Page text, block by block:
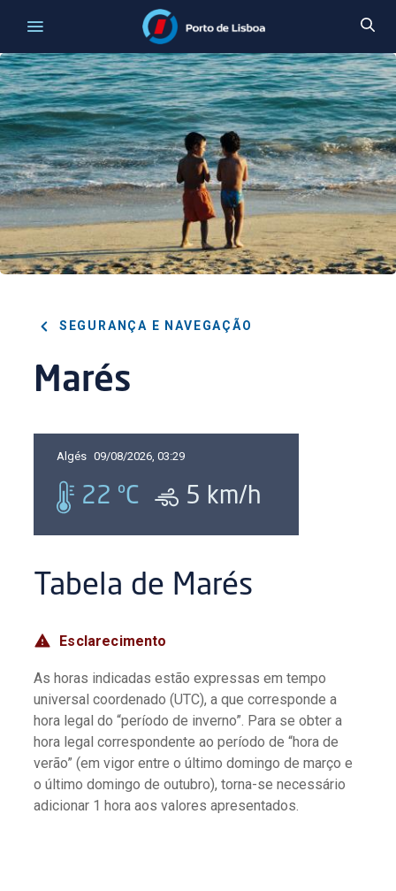
SEGURANÇA E NAVEGAÇÃO
Marés
Algés 09/08/2026, 03:29
22 ºC 5 km/h
Tabela de Marés
Esclarecimento
As horas indicadas estão expressas em tempo
universal coordenado (UTC), a que corresponde a
hora legal do “período de inverno”. Para se obter a
hora legal correspondente ao período de “hora de
verão” (em vigor entre o último domingo de março e
o último domingo de outubro), torna-se necessário
adicionar 1 hora aos valores apresentados.